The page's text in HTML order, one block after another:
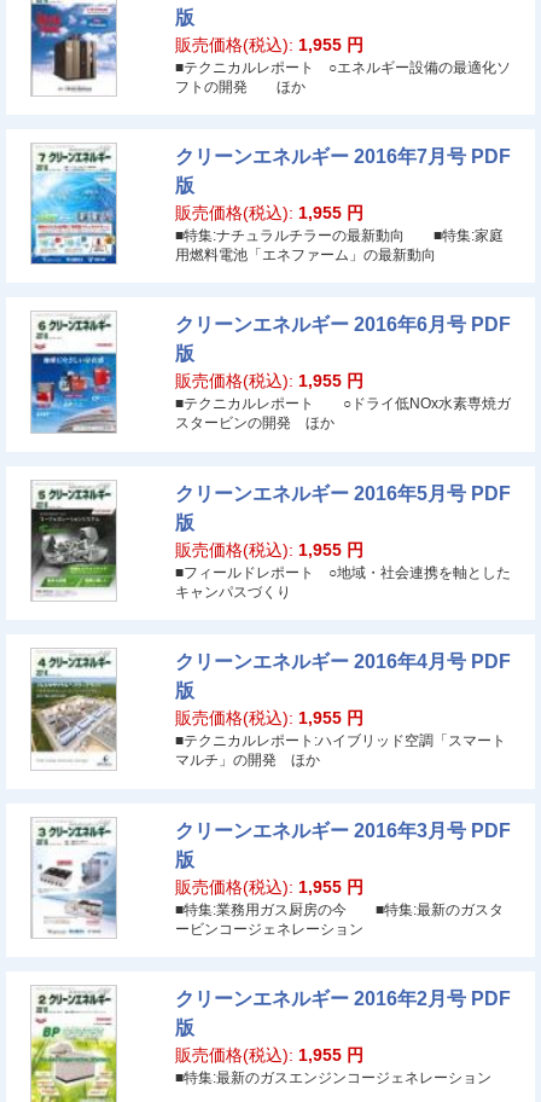
版
販売価格(税込): 1,955 円
■テクニカルレポート ○エネルギー設備の最適化ソ
フトの開発 ほか
クリーンエネルギー 2016年7月号 PDF
版
販売価格(税込): 1,955 円
■特集:ナチュラルチラーの最新動向 ■特集:家庭
用燃料電池「エネファーム」の最新動向
クリーンエネルギー 2016年6月号 PDF
版
販売価格(税込): 1,955 円
■テクニカルレポート ○ドライ低NOx水素専焼ガ
スタービンの開発 ほか
クリーンエネルギー 2016年5月号 PDF
版
販売価格(税込): 1,955 円
■フィールドレポート ○地域・社会連携を軸とした
キャンパスづくり
クリーンエネルギー 2016年4月号 PDF
版
販売価格(税込): 1,955 円
■テクニカルレポート:ハイブリッド空調「スマート
マルチ」の開発 ほか
クリーンエネルギー 2016年3月号 PDF
版
販売価格(税込): 1,955 円
■特集:業務用ガス厨房の今 ■特集:最新のガスタ
ービンコージェネレーション
クリーンエネルギー 2016年2月号 PDF
版
販売価格(税込): 1,955 円
■特集:最新のガスエンジンコージェネレーション